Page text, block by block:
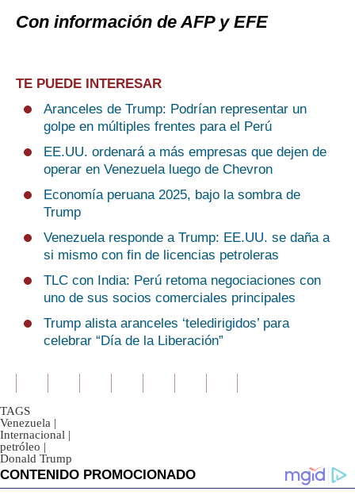
Con información de AFP y EFE
TE PUEDE INTERESAR
Aranceles de Trump: Podrían representar un
golpe en múltiples frentes para el Perú
EE.UU. ordenará a más empresas que dejen de
operar en Venezuela luego de Chevron
Economía peruana 2025, bajo la sombra de
Trump
Venezuela responde a Trump: EE.UU. se daña a
si mismo con fin de licencias petroleras
TLC con India: Perú retoma negociaciones con
uno de sus socios comerciales principales
Trump alista aranceles ‘teledirigidos’ para
celebrar “Día de la Liberación”
TAGS
Venezuela |
Internacional |
petróleo |
Donald Trump